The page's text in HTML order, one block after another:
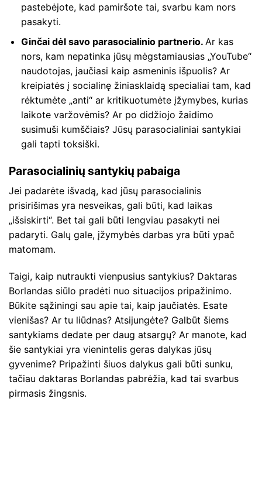
pastebėjote, kad pamiršote tai, svarbu kam nors
pasakyti.
Ginčai dėl savo parasocialinio partnerio. Ar kas
nors, kam nepatinka jūsų mėgstamiausias „YouTube“
naudotojas, jaučiasi kaip asmeninis išpuolis? Ar
kreipiatės į socialinę žiniasklaidą specialiai tam, kad
rėktumėte „anti“ ar kritikuotumėte įžymybes, kurias
laikote varžovėmis? Ar po didžiojo žaidimo
susimuši kumščiais? Jūsų parasocialiniai santykiai
gali tapti toksiški.
Parasocialinių santykių pabaiga
Jei padarėte išvadą, kad jūsų parasocialinis
prisirišimas yra nesveikas, gali būti, kad laikas
„išsiskirti“. Bet tai gali būti lengviau pasakyti nei
padaryti. Galų gale, įžymybės darbas yra būti ypač
matomam.
Taigi, kaip nutraukti vienpusius santykius? Daktaras
Borlandas siūlo pradėti nuo situacijos pripažinimo.
Būkite sąžiningi sau apie tai, kaip jaučiatės. Esate
vienišas? Ar tu liūdnas? Atsijungėte? Galbūt šiems
santykiams dedate per daug atsargų? Ar manote, kad
šie santykiai yra vienintelis geras dalykas jūsų
gyvenime? Pripažinti šiuos dalykus gali būti sunku,
tačiau daktaras Borlandas pabrėžia, kad tai svarbus
pirmasis žingsnis.